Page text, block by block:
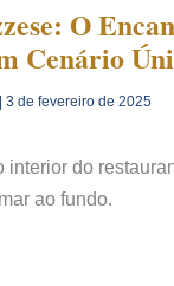
O
Cenário
|3 de fevereiro de 2025